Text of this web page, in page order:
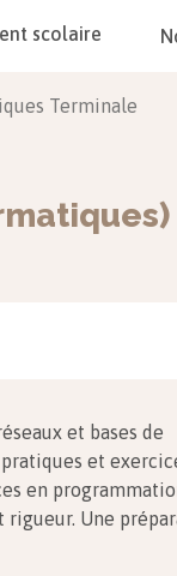
scolaire
Terminale
et bases de
et
en
Une